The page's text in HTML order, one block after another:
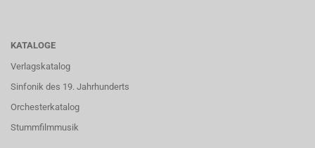
KATALOGE
Verlagskatalog
Sinfonik des 19. Jahrhunderts
Orchesterkatalog
Stummfilmmusik